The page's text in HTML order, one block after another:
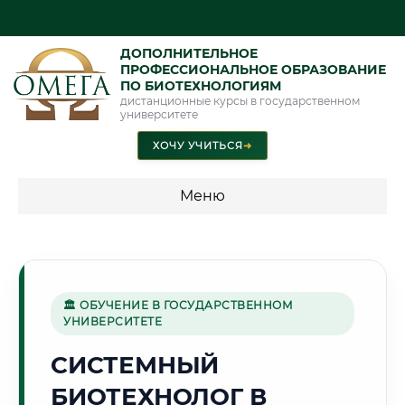
ДОПОЛНИТЕЛЬНОЕ
ПРОФЕССИОНАЛЬНОЕ ОБРАЗОВАНИЕ
ПО БИОТЕХНОЛОГИЯМ
дистанционные курсы в государственном
университете
ХОЧУ УЧИТЬСЯ➜
Меню
🍇
Г. ТБИЛИСИ
🏛 ОБУЧЕНИЕ В ГОСУДАРСТВЕННОМ
УНИВЕРСИТЕТЕ
СИСТЕМНЫЙ
БИОТЕХНОЛОГ В